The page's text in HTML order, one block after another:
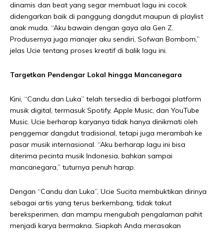
dinamis dan beat yang segar membuat lagu ini cocok
didengarkan baik di panggung dangdut maupun di playlist
anak muda. “Aku bawain dengan gaya ala Gen Z.
Produsernya juga manajer aku sendiri, Sofwan Bombom,”
jelas Ucie tentang proses kreatif di balik lagu ini.
Targetkan Pendengar Lokal hingga Mancanegara
Kini, “Candu dan Luka” telah tersedia di berbagai platform
musik digital, termasuk Spotify, Apple Music, dan YouTube
Music. Ucie berharap karyanya tidak hanya dinikmati oleh
penggemar dangdut tradisional, tetapi juga merambah ke
pasar musik internasional. “Aku berharap lagu ini bisa
diterima pecinta musik Indonesia, bahkan sampai
mancanegara,” tuturnya penuh harap.
Dengan “Candu dan Luka”, Ucie Sucita membuktikan dirinya
sebagai artis yang terus berkembang, tidak takut
bereksperimen, dan mampu mengubah pengalaman pahit
menjadi karya bermakna. Siapkah Anda merasakan